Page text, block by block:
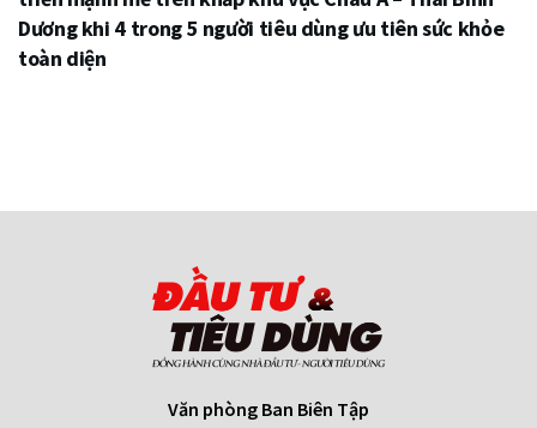
Dương khi 4 trong 5 người tiêu dùng ưu tiên sức khỏe
toàn diện
Văn phòng Ban Biên Tập